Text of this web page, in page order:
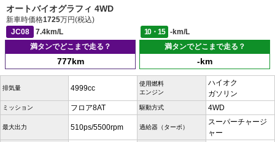
オートバイオグラフィ 4WD
新車時価格1725万円(税込)
JC08
7.4km/L 10・15
-km/L
満タンでどこまで走る？
777km
満タンでどこまで走る？
-km
排気量 4999cc
使用燃料
エンジン
ハイオク
ガソリン
ミッション フロア8AT 駆動方式 4WD
最大出力 510ps/5500rpm 過給器（ターボ）
スーパーチャージ
ャー